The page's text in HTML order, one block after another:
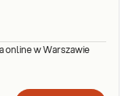
online w Warszawie